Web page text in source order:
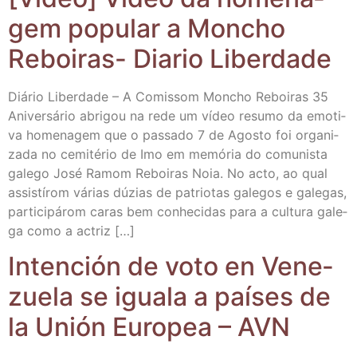
gem popu­lar a Mon­cho
Reboi­ras- Dia­rio Liberdade
Diá­rio Liber­da­de – A Comis­som Mon­cho Reboi­ras 35
Ani­ver­sá­rio abri­gou na rede um vídeo resu­mo da emo­ti­
va home­na­gem que o pas­sa­do 7 de Agos­to foi orga­ni­
za­da no cemi­té­rio de Imo em memó­ria do comu­nis­ta
gale­go José Ramom Reboi­ras Noia. No acto, ao qual
assis­tí­rom várias dúzias de patrio­tas gale­gos e gale­gas,
par­ti­ci­pá­rom caras bem conhe­ci­das para a cul­tu­ra gale­
ga como a actriz […]
Inten­ción de voto en Vene­
zue­la se igua­la a paí­ses de
la Unión Euro­pea – AVN